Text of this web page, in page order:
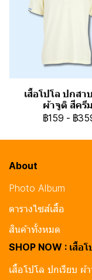
เสื้อโปโล ปกสา
ผ้าจูติ สีครีม
฿159 - ฿
About
Photo Album
ตารางไซส์เสื้อ
สินค้าทั้งหมด
SHOP NOW : เสื้อโ
เสื้อโปโล ปกเรียบ ผ้